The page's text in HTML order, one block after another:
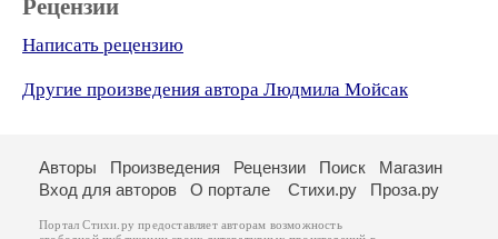
Рецензии
Написать рецензию
Другие произведения автора Людмила Мойсак
Авторы Произведения Рецензии Поиск
Магазин
Вход для авторов
О портале Стихи.ру Проза.ру
Портал Стихи.ру предоставляет авторам возможность